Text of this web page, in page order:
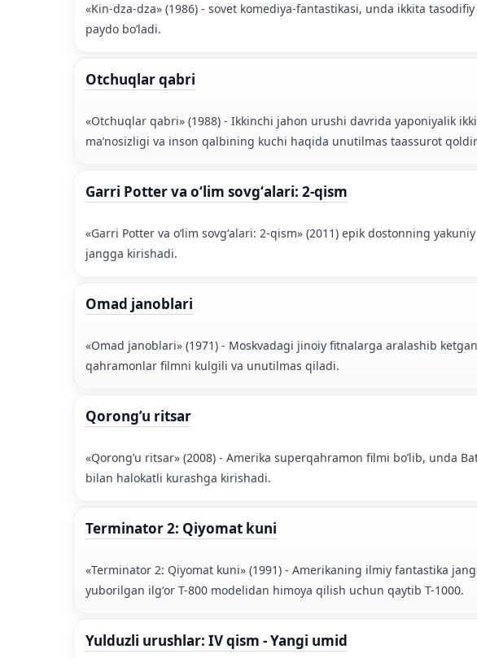
«Kin-dza-dza» (1986) - sovet komediya-fantastikasi, unda ikkita
paydo bo’ladi.
Otchuqlar qabri
«Otchuqlar qabri» (1988) - Ikkinchi jahon urushi davrida yaponiyalik
maʼnosizligi va inson qalbining kuchi haqida unutilmas taassurot
Garri Potter va oʻlim sovgʻalari: 2-qism
«Garri Potter va oʻlim sovgʻalari: 2-qism» (2011) epik dostonning
jangga kirishadi.
Omad janoblari
«Omad janoblari» (1971) - Moskvadagi jinoiy fitnalarga aralashib
qahramonlar filmni kulgili va unutilmas qiladi.
Qorong’u ritsar
«Qorong’u ritsar» (2008) - Amerika superqahramon filmi bo’lib, unda
bilan halokatli kurashga kirishadi.
Terminator 2: Qiyomat kuni
«Terminator 2: Qiyomat kuni» (1991) - Amerikaning ilmiy fantastika
yuborilgan ilgʻor T-800 modelidan himoya qilish uchun qaytib T-1000.
Yulduzli urushlar: IV qism - Yangi umid